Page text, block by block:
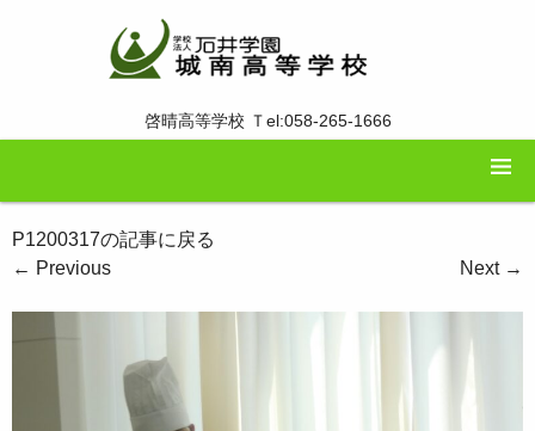
啓晴高等学校 Ｔel:058-265-1666
P1200317の記事に戻る
← Previous Next →